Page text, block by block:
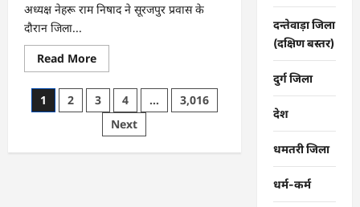
अध्यक्ष नेहरू राम निषाद ने सूरजपुर प्रवास के
दौरान जिला...
Read MoreRead
more
CG
:
नियमित
फील्ड
निरीक्षण
Posts
1 2 3 4 …
3,016
Next
दन्तेवाड़ा जिला
(दक्षिण बस्तर)
दुर्ग जिला
देश
धमतरी जिला
धर्म-कर्म